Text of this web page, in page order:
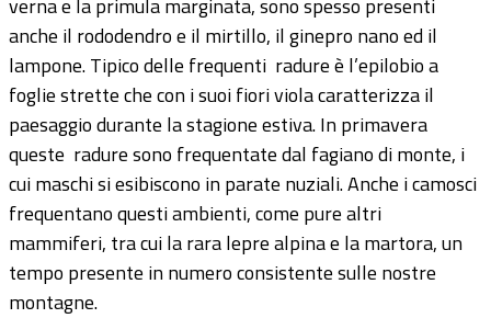
verna e la primula marginata, sono spesso presenti
anche il rododendro e il mirtillo, il ginepro nano ed il
lampone. Tipico delle frequenti radure è l’epilobio a
foglie strette che con i suoi fiori viola caratterizza il
paesaggio durante la stagione estiva. In primavera
queste radure sono frequentate dal fagiano di monte, i
cui maschi si esibiscono in parate nuziali. Anche i camosci
frequentano questi ambienti, come pure altri
mammiferi, tra cui la rara lepre alpina e la martora, un
tempo presente in numero consistente sulle nostre
montagne.